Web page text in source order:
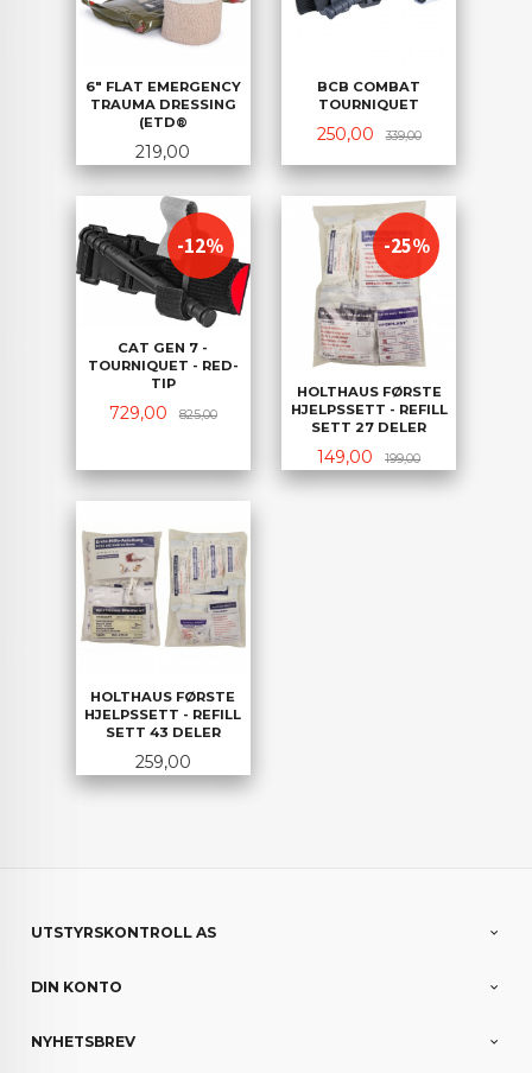
6" FLAT EMERGENCY
TRAUMA DRESSING
(ETD®
Pris
219,00
BCB COMBAT
TOURNIQUET
Tilbud
250,00 339,00Rabatt
CAT GEN 7 -
TOURNIQUET - RED-
TIP
Tilbud
729,00 825,00Rabatt
-12%
HOLTHAUS FØRSTE
HJELPSSETT - REFILL
SETT 27 DELER
Tilbud
149,00 199,00Rabatt
-25%
HOLTHAUS FØRSTE
HJELPSSETT - REFILL
SETT 43 DELER
Pris
259,00
UTSTYRSKONTROLL AS
DIN KONTO
NYHETSBREV